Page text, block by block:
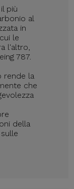
più
al
in
le
l'altro,
787.
rende la
che
della